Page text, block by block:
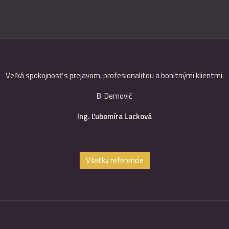
Veľká spokojnosť s prejavom, profesionalitou a bonitnými klientmi.
B. Demovič
Ing. Ľubomíra Lacková
Všetky referencie